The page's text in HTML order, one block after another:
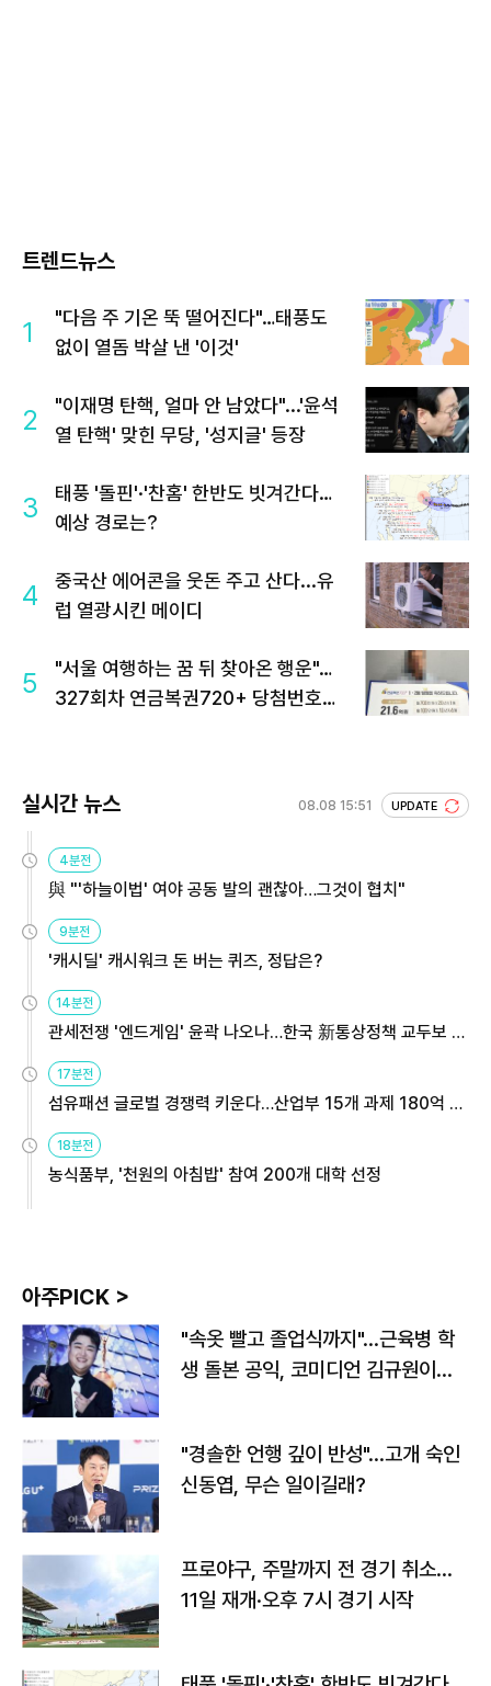
트렌드뉴스
1
"다음 주 기온 뚝 떨어진다"…태풍도
없이 열돔 박살 낸 '이것'
2
"이재명 탄핵, 얼마 안 남았다"...'윤석
열 탄핵' 맞힌 무당, '성지글' 등장
3
태풍 '돌핀'·'찬홈' 한반도 빗겨간다…
예상 경로는?
4
중국산 에어콘을 웃돈 주고 산다...유
럽 열광시킨 메이디
5
"서울 여행하는 꿈 뒤 찾아온 행운"…
327회차 연금복권720+ 당첨번호조
실시간 뉴스 08.08 15:51 UPDATE
4분전
與 "'하늘이법' 여야 공동 발의 괜찮아…그것이 협치"
9분전
'캐시딜' 캐시워크 돈 버는 퀴즈, 정답은?
14분전
관세전쟁 '엔드게임' 윤곽 나오나…한국 新통상정책 교두보 활
용해야
17분전
섬유패션 글로벌 경쟁력 키운다…산업부 15개 과제 180억 지
원
18분전
농식품부, '천원의 아침밥' 참여 200개 대학 선정
아주PICK >
"속옷 빨고 졸업식까지"…근육병 학
생 돌본 공익, 코미디언 김규원이었
"경솔한 언행 깊이 반성"…고개 숙인
신동엽, 무슨 일이길래?
프로야구, 주말까지 전 경기 취소…
11일 재개·오후 7시 경기 시작